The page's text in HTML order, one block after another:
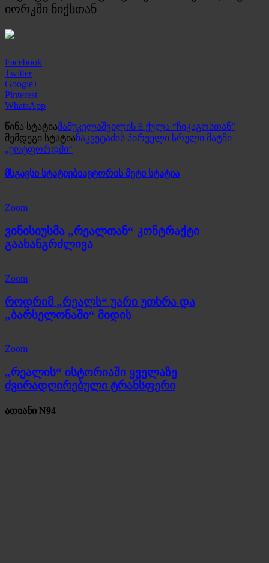
იორკში ნიქსთან
Facebook
Twitter
Google+
Pinterest
WhatsApp
წინა სტატიამამუკელაშვილის 8 ქულა “ჩიკაგოსთან”
შემდეგი სტატიაჩაკვეტაძის პირველი სრული მატჩი
„უოტფორდში“
მსგავსი სტატიებიავტორის მეტი სტატია
Zoom
ვინისიუსმა „რეალთან“ კონტრაქტი
გაახანგრძლივა
Zoom
როდრიმ „რეალს“ უარი უთხრა და
„ბარსელონაში“ მიდის
Zoom
„რეალის“ ისტორიაში ყველაზე
ძვირადღირებული ტრანსფერი
ათიანი N94